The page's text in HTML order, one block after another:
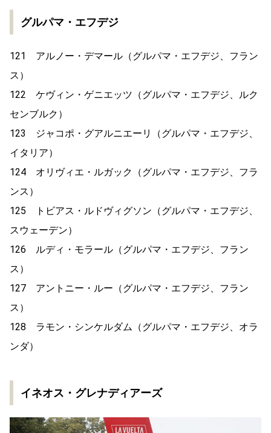
グルパマ・エフデジ
121 アルノー・デマール（グルパマ・エフデジ、フラン
ス）
122 ケヴィン・ゲニエッツ（グルパマ・エフデジ、ルク
センブルク）
123 ジャコポ・グアルニエーリ（グルパマ・エフデジ、
イタリア）
124 オリヴィエ・ルガック（グルパマ・エフデジ、フラ
ンス）
125 トビアス・ルドヴィグソン（グルパマ・エフデジ、
スウェーデン）
126 ルディ・モラール（グルパマ・エフデジ、フラン
ス）
127 アントニー・ルー（グルパマ・エフデジ、フラン
ス）
128 ラモン・シンケルダム（グルパマ・エフデジ、オラ
ンダ）
イネオス・グレナディアーズ